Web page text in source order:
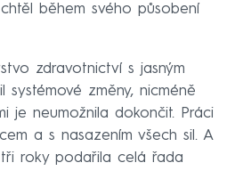
během svého působení
zdravotnictví s jasným
systémové změny, nicméně
je neumožnila dokončit. Práci
a s nasazením všech sil. A
roky podařila celá řada